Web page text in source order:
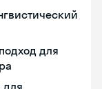
для
для